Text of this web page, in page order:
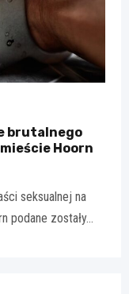
brutalnego
Hoorn
seksualnej na
zostały…